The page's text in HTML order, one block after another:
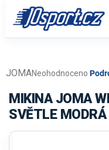
obsah
Průměrné
produktu
je
0,0
Neohodnoceno
JOMA
MIKINA JOMA
SVĚTLE MODRÁ